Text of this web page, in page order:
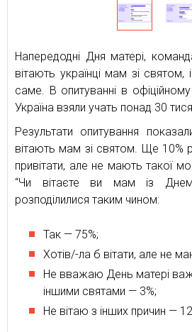
Напередодні Дня матері,
вітають українці мам зі
саме. В опитуванні в
Україна взяли учать понад 30
Результати опитування
вітають мам зі святом. Ще 10%
привітати, але не мають такої
“Чи вітаєте ви мам із Днем
розподілилися таким чином:
Так — 75%;
Хотів/-ла б вітати, але не
Не вважаю День матері
іншими святами — 3%;
Не вітаю з інших причин —